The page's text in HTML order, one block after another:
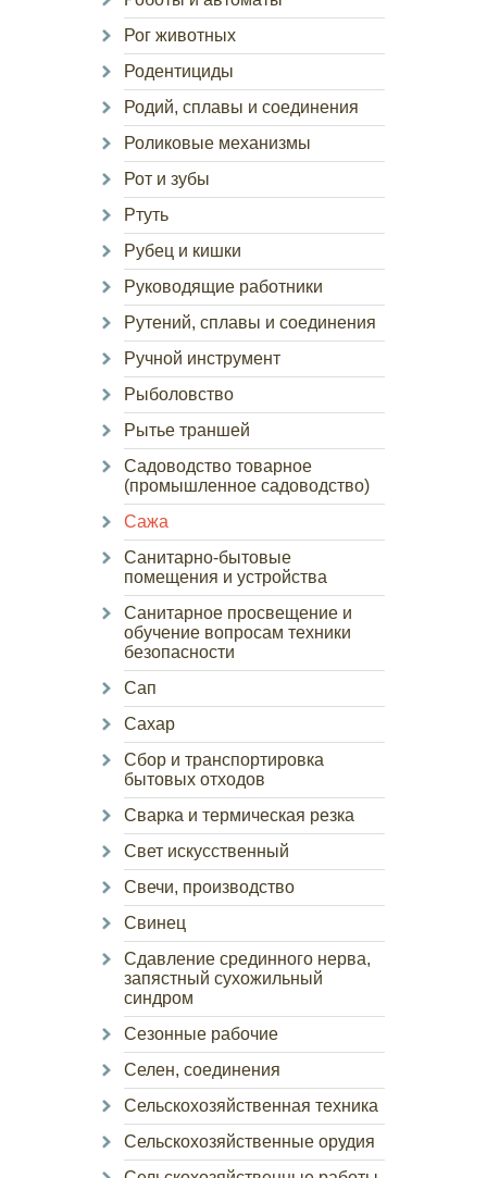
Рог животных
Родентициды
Родий, сплавы и соединения
Роликовые механизмы
Рот и зубы
Ртуть
Рубец и кишки
Руководящие работники
Рутений, сплавы и соединения
Ручной инструмент
Рыболовство
Рытье траншей
Садоводство товарное
(промышленное садоводство)
Сажа
Санитарно-бытовые
помещения и устройства
Санитарное просвещение и
обучение вопросам техники
безопасности
Сап
Сахар
Сбор и транспортировка
бытовых отходов
Сварка и термическая резка
Свет искусственный
Свечи, производство
Свинец
Сдавление срединного нерва,
запястный сухожильный
синдром
Сезонные рабочие
Селен, соединения
Сельскохозяйственная техника
Сельскохозяйственные орудия